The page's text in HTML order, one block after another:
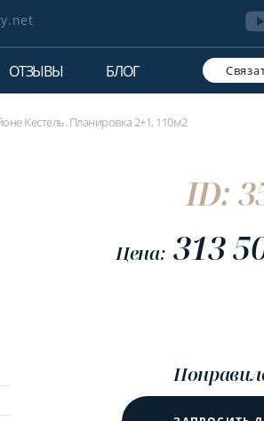
ОТЗЫВЫ БЛОГ
Кестель. Планировка 2+1, 110м2
ID:
Цена: 313